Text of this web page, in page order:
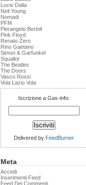
Lucio Dalla
Neil Young
Nomadi
PFM
Pierangelo Bertoli
Pink Floyd
Renato Zero
Rino Gaetano
Simon & Garfunkel
Squallor
The Beatles
The Doors
Vasco Rossi
Vola Lazio Vola
Iscrizione a Gas-info:
Delivered by FeedBurner
Meta
Accedi
Inserimenti Feed
Feed Dei Commenti